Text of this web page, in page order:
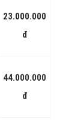
23.000.000
đ
44.000.000
đ